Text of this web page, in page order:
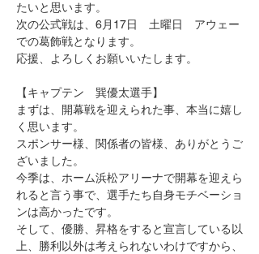
たいと思います。
次の公式戦は、6月17日　土曜日　アウェー
での葛飾戦となります。
応援、よろしくお願いいたします。
【キャプテン　巽優太選手】
まずは、開幕戦を迎えられた事、本当に嬉し
く思います。
スポンサー様、関係者の皆様、ありがとうご
ざいました。
今季は、ホーム浜松アリーナで開幕を迎えら
れると言う事で、選手たち自身モチベーショ
ンは高かったです。
そして、優勝、昇格をすると宣言している以
上、勝利以外は考えられないわけですから、